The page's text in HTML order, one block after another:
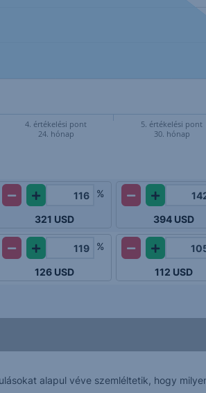
4. értékelési pont
24. hónap
5. értékelési pont
30. hónap
%
321 USD 394 USD
%
126 USD 112 USD
alapul véve szemléltetik, hogy